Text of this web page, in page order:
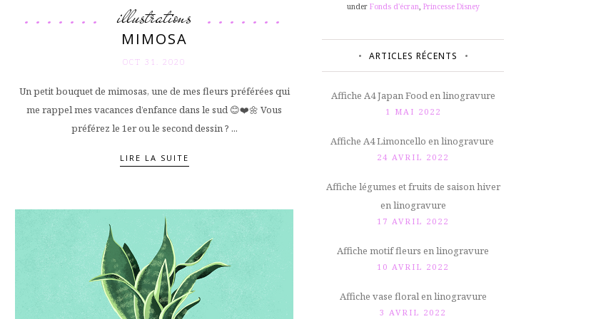
illustrations
MIMOSA
OCT 31. 2020
Un petit bouquet de mimosas, une de mes fleurs préférées qui
me rappel mes vacances d’enfance dans le sud 😊❤️🌼 Vous
préférez le 1er ou le second dessin ? ...
LIRE LA SUITE
under Fonds d'écran, Princesse Disney
ARTICLES RÉCENTS
Affiche A4 Japan Food en linogravure
1 MAI 2022
Affiche A4 Limoncello en linogravure
24 AVRIL 2022
Affiche légumes et fruits de saison hiver
en linogravure
17 AVRIL 2022
Affiche motif fleurs en linogravure
10 AVRIL 2022
Affiche vase floral en linogravure
3 AVRIL 2022